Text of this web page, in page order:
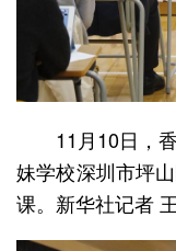
11月10日，
妹学校深圳市坪
课。新华社记者